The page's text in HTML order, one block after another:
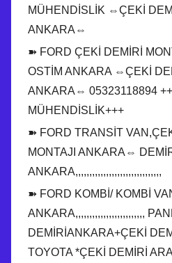
MÜHENDİSLİK ⇔ÇEKİ
ANKARA⇔
➽ FORD ÇEKİ DEMİRİ
OSTİM ANKARA ⇔ÇEKİ
ANKARA⇔ 05323118894
MÜHENDİSLİK+++
➽ FORD TRANSİT
MONTAJI ANKARA⇔
ANKARA,,,,,,,,,,,,,,,,,,,,,,,,,,,,,,,
➽ FORD KOMBİ/ KOMBİ
ANKARA,,,,,,,,,,,,,,,,,,,,,,,,,
DEMİRİANKARA+ÇEKİ
TOYOTA *ÇEKİ DEMİRİ